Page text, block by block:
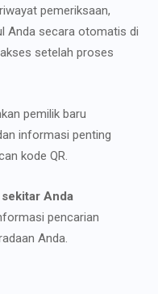
pemeriksaan,
Anda secara otomatis di
setelah proses
pemilik baru
informasi penting
kode QR.
Anda
pencarian
Anda.